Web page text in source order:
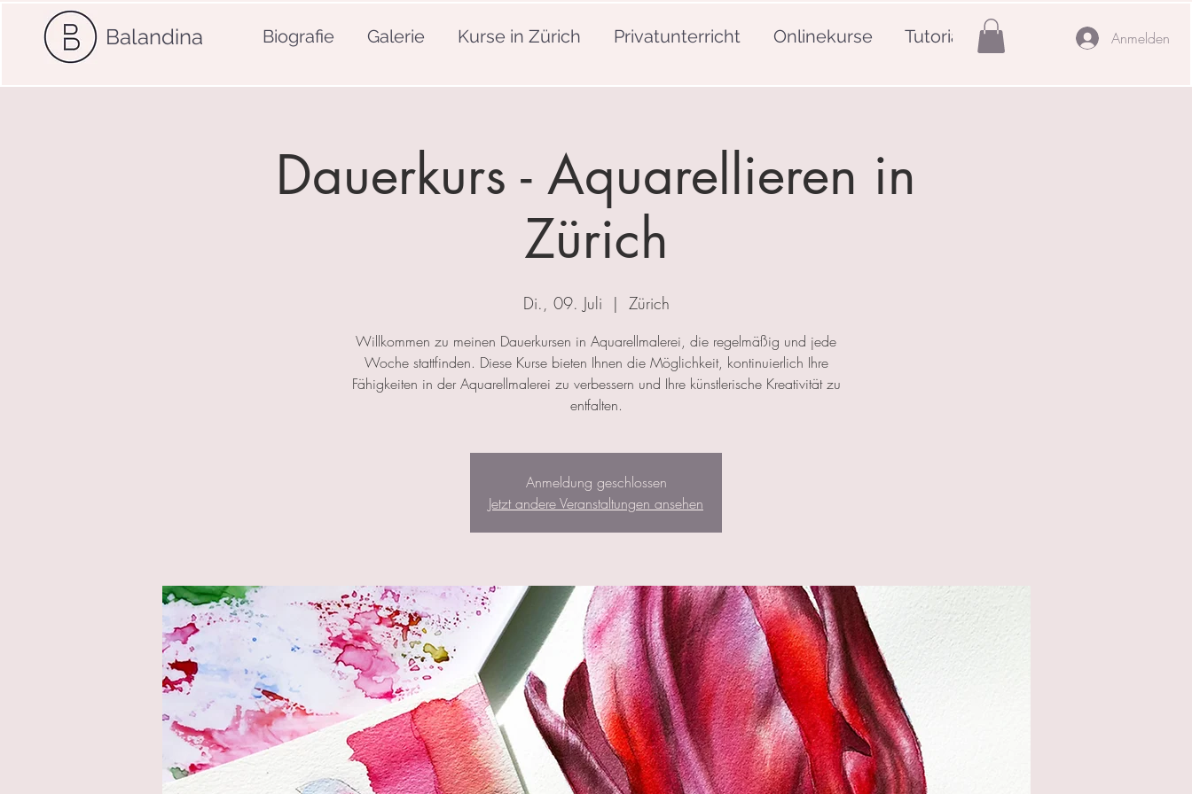
Balandina Biografie Galerie Kurse in Zürich Privatunterricht Onlinekurse Tutorials Anmelden
Dauerkurs - Aquarellieren in
Zürich
Di., 09. Juli
  |
Zürich
Willkommen zu meinen Dauerkursen in Aquarellmalerei, die regelmäßig und jede
Woche stattfinden. Diese Kurse bieten Ihnen die Möglichkeit, kontinuierlich Ihre
Fähigkeiten in der Aquarellmalerei zu verbessern und Ihre künstlerische Kreativität zu
entfalten.
Anmeldung geschlossen
Jetzt andere Veranstaltungen ansehen